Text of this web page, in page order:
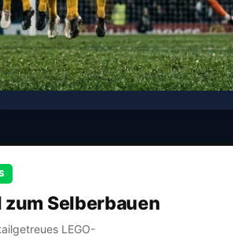
zum Selberbauen
LEGO-